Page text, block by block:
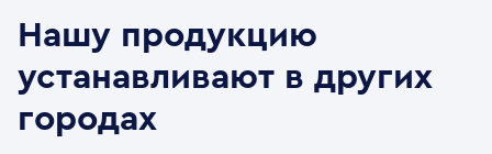
Нашу продукцию
устанавливают в других
городах